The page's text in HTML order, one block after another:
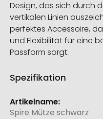
Design, das sich durch
vertikalen Linien
perfektes Accessoire,
und Flexibilität für eine
Passform sorgt.
Spezifikation
Weitere
Informationen
Spire Mütze schwarz